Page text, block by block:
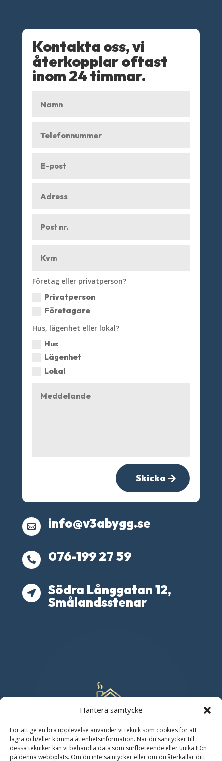
Hantera samtycke
För att ge en bra upplevelse använder vi teknik som cookies för att
lagra och/eller komma åt enhetsinformation. När du samtycker till
dessa tekniker kan vi behandla data som surfbeteende eller unika ID:n
på denna webbplats. Om du inte samtycker eller om du återkallar ditt
Kontakta oss, vi
återkopplar oftast
inom 24 timmar.
Företag eller privatperson?
Privatperson
Företagare
Hus, lägenhet eller lokal?
Hus
Lägenhet
Lokal
Skicka
 info@v3abygg.se
 076-199 27 59
 Södra Långgatan 12,
Smålandsstenar